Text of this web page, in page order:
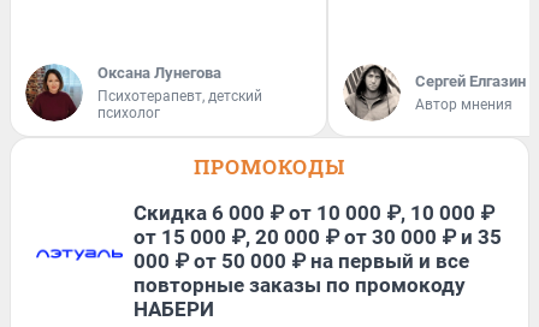
Оксана Лунегова
Психотерапевт, детский
психолог
Сергей Елгазин
Автор мнения
ПРОМОКОДЫ
Скидка 6 000 ₽ от 10 000 ₽, 10 000 ₽
от 15 000 ₽, 20 000 ₽ от 30 000 ₽ и 35
000 ₽ от 50 000 ₽ на первый и все
повторные заказы по промокоду
НАБЕРИ